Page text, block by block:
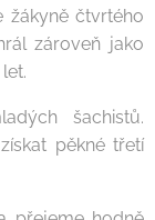
žákyně čtvrtého
zároveň jako
šachistů.
pěkné třetí